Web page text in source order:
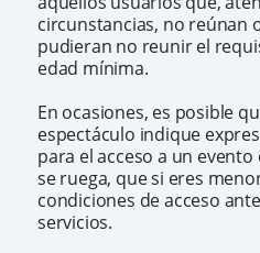
circunstancias, no reúnan
pudieran no reunir el
edad mínima.
En ocasiones, es posible
espectáculo indique
para el acceso a un
se ruega, que si eres
condiciones de acceso
servicios.